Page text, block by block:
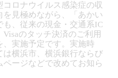
ロナウイルス感染症の収
見極めながら、「あかい
も、従来の現金・交通系IC
のタッチ決済のご利用
、実施予定です。実施時
横浜市、横浜銀行ならび
ージなどで改めてお知ら